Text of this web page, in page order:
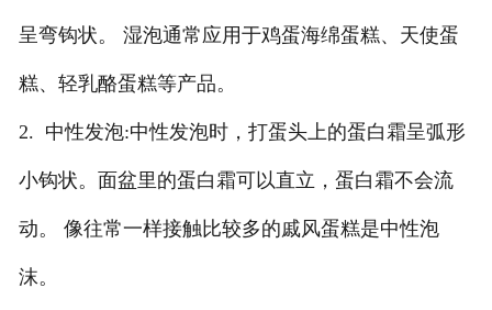
呈弯钩状。 湿泡通常应用于鸡蛋海绵蛋糕、天使蛋
糕、轻乳酪蛋糕等产品。
2. 中性发泡:中性发泡时，打蛋头上的蛋白霜呈弧形
小钩状。面盆里的蛋白霜可以直立，蛋白霜不会流
动。 像往常一样接触比较多的戚风蛋糕是中性泡
沫。